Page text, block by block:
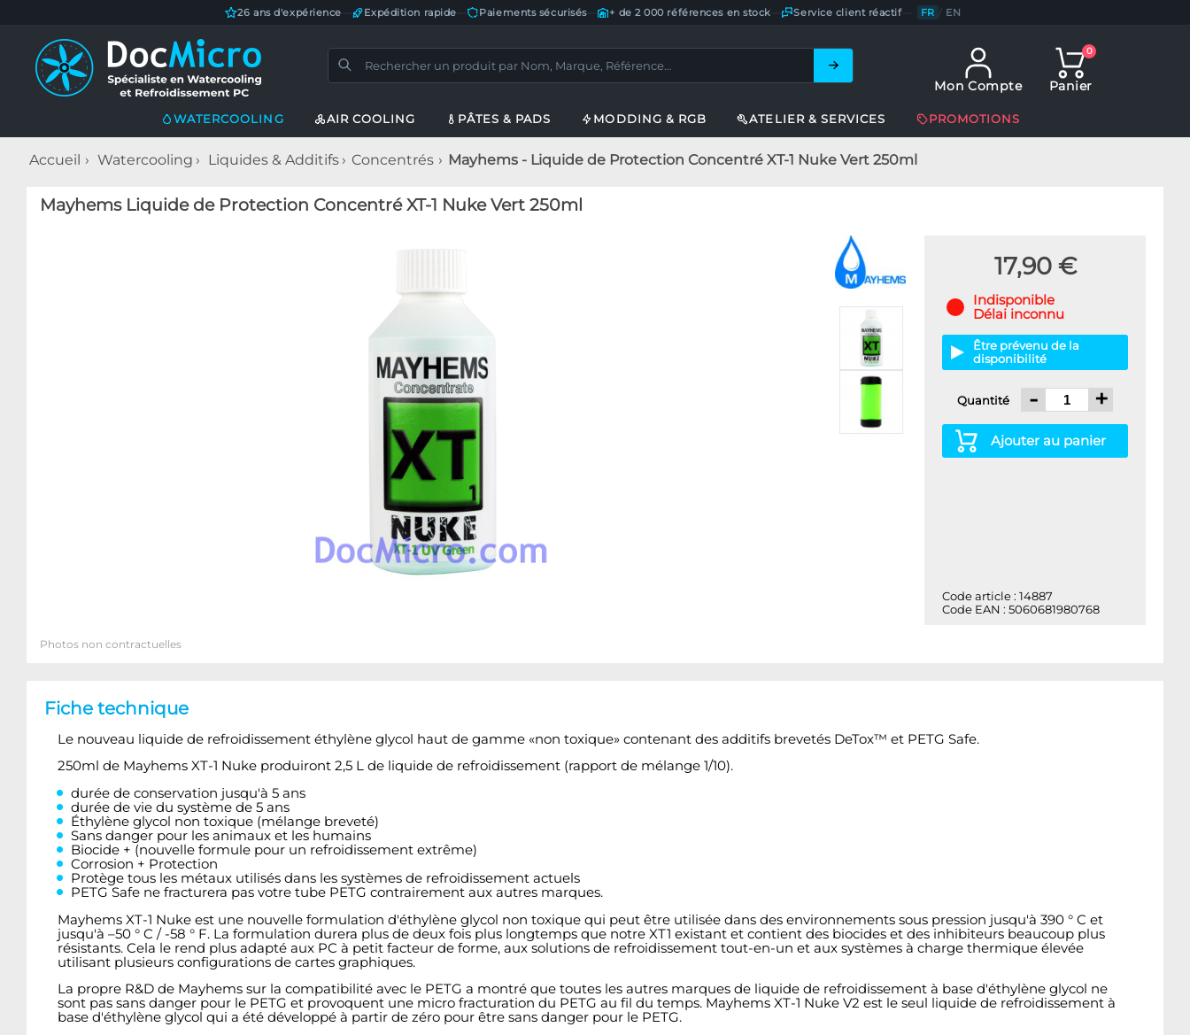
26 ans d'expérience Expédition rapide Paiements sécurisés— + de 2 000 références en stock Service client réactif— FR / EN
Mon Compte
0
Panier
WATERCOOLING AIR COOLING PÂTES & PADS MODDING & RGB ATELIER & SERVICES PROMOTIONS
Accueil Watercooling Liquides & Additifs Concentrés Mayhems - Liquide de Protection Concentré XT-1 Nuke Vert 250ml
Mayhems Liquide de Protection Concentré XT-1 Nuke Vert 250ml
17,90 €
Indisponible
Délai inconnu
Être prévenu de la
disponibilité
Quantité - +
Ajouter au panier
Code article : 14887
Code EAN : 5060681980768
Photos non contractuelles
Fiche technique
Le nouveau liquide de refroidissement éthylène glycol haut de gamme «non toxique» contenant des additifs brevetés DeTox™ et PETG Safe.
250ml de Mayhems XT-1 Nuke produiront 2,5 L de liquide de refroidissement (rapport de mélange 1/10).
durée de conservation jusqu'à 5 ans
durée de vie du système de 5 ans
Éthylène glycol non toxique (mélange breveté)
Sans danger pour les animaux et les humains
Biocide + (nouvelle formule pour un refroidissement extrême)
Corrosion + Protection
Protège tous les métaux utilisés dans les systèmes de refroidissement actuels
PETG Safe ne fracturera pas votre tube PETG contrairement aux autres marques.
Mayhems XT-1 Nuke est une nouvelle formulation d'éthylène glycol non toxique qui peut être utilisée dans des environnements sous pression jusqu'à 390 ° C et
jusqu'à –50 ° C / -58 ° F. La formulation durera plus de deux fois plus longtemps que notre XT1 existant et contient des biocides et des inhibiteurs beaucoup plus
résistants. Cela le rend plus adapté aux PC à petit facteur de forme, aux solutions de refroidissement tout-en-un et aux systèmes à charge thermique élevée
utilisant plusieurs configurations de cartes graphiques.
La propre R&D de Mayhems sur la compatibilité avec le PETG a montré que toutes les autres marques de liquide de refroidissement à base d'éthylène glycol ne
sont pas sans danger pour le PETG et provoquent une micro fracturation du PETG au fil du temps. Mayhems XT-1 Nuke V2 est le seul liquide de refroidissement à
base d'éthylène glycol qui a été développé à partir de zéro pour être sans danger pour le PETG.